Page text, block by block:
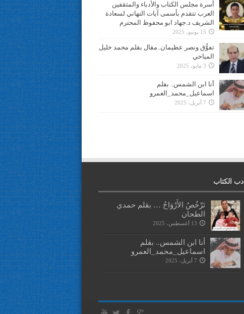
أسرة مجلس الكتاب والأدباء والمثقفين
العرب تتقدم بأسمى آيات التهاني لسعادة
الشريف د.جهاد ابو محفوظ المحترم
15 يونيو، 2025
تفوُّق ونصر عظيمان..مقال بقلم محمد خليل
المياحي
3 مايو، 2025
أنا ابن الشمس.. بقلم
اسماعيل_محمد_العمرو
7 أبريل، 2025
أدب الكتاب
تَرْخُصُ الأَرْوَاحُ … بقلم حمدي
الطحان
13 أغسطس، 2025
أنا ابن الشمس.. بقلم
اسماعيل_محمد_العمرو
7 أبريل، 2025